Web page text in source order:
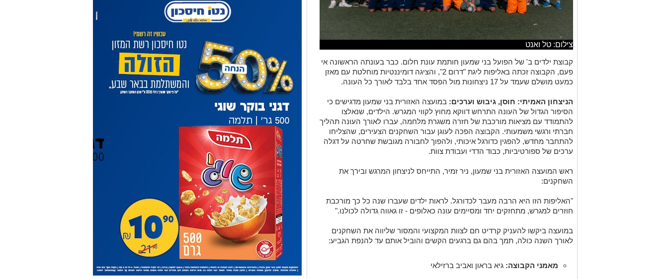
צילום: טל ואנט
קבוצת ילדים ב' של הפועל בני שמעון חותמת עונת חלום. כבר בעונתה הראשונה אי
פעם, הקבוצה זכתה באליפות ליגת "דרום 2", והציגה דומיננטיות מוחלטת עם מאזן
כמעט מושלם שעמד על 17 ניצחונות מול הפסד אחד בלבד לאורך כל העונה.
הניצחון האמיתי: חוסן, גיבוש וערכים: במועצה האזורית בני שמעון מדגישים כי
הסיפור הגדול של העונה התרחש דווקא מחוץ לקווי המגרש. הילדים, שנאלצו
להתמודד עם מציאות מורכבת של חזרה משגרת מלחמה, עברו לאורך העונה תהליך
חברתי ורגשי משמעותי. הקבוצה הפכה לעוגן עבור השחקנים הצעירים, שהצליחו
להתחבר מחדש, להפגין כדורגל איכותי, ולהפוך לחבורה מגובשת שחרטה על דגלה
ערכים של ספורטיביות, כבוד הדדי ועבודת צוות.
ראש המועצה האזורית בני שמעון, ניר זמיר, התייחס לניצחון המרגש ובירך את
השחקנים:
"האליפות הזו היא הרבה מעבר לכדורגל. לראות ילדים שעברו שנה כל כך מורכבת
חוזרים למגרש, מתחזקים יחד ומסיימים עונה כאלופים - זו גאווה גדולה לכולנו."
במועצה ביקשו להעניק קרדיט חם לצוות המקצועי והמסור שליווה את השחקנים
לאורך השנה כולה, תמך בהם גם ברגעים הקשים והוביל אותם עד להנפת הגביע:
מאמני הקבוצה: גיא בראון ואביב ברזילאי